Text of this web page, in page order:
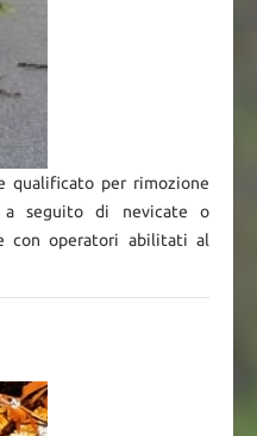
qualificato per rimozione
seguito di nevicate o
con operatori abilitati al